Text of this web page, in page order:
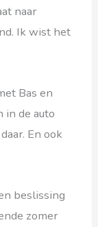
naar
Ik wist het
Bas en
in de auto
En ook
beslissing
zomer